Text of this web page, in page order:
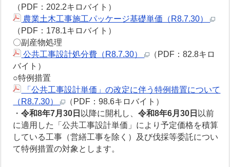
（PDF：202.2キロバイト）
農業土木工事施工パッケージ基礎単価（R8.7.30）
（PDF：178.1キロバイト）
〇副産物処理
公共工事設計処分費（R8.7.30）
（PDF：82.8キロ
バイト）
○特例措置
「公共工事設計単価」の改定に伴う特例措置について
（R8.7.30）
（PDF：98.6キロバイト）
・令和8年7月30日 以降に開札し、令和8年6月30日 以前
に適用した「公共工事設計単価」により予定価格を積算
している工事（営繕工事を除く）及び伐採等委託につい
て特例措置の対象とします。